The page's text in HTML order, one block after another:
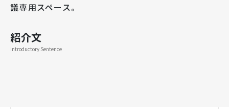
議専用スペース。
紹介文
Introductory Sentence